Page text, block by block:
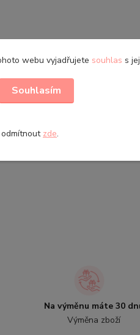
Na výměnu máte 30
Výměna zboží
webu vyjadřujete souhlas s
Souhlasím
zde.